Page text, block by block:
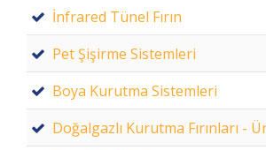
İnfrared Tünel Fırın
Pet Şişirme Sistemleri
Boya Kurutma Sistemleri
Doğalgazlı Kurutma Fırınları -